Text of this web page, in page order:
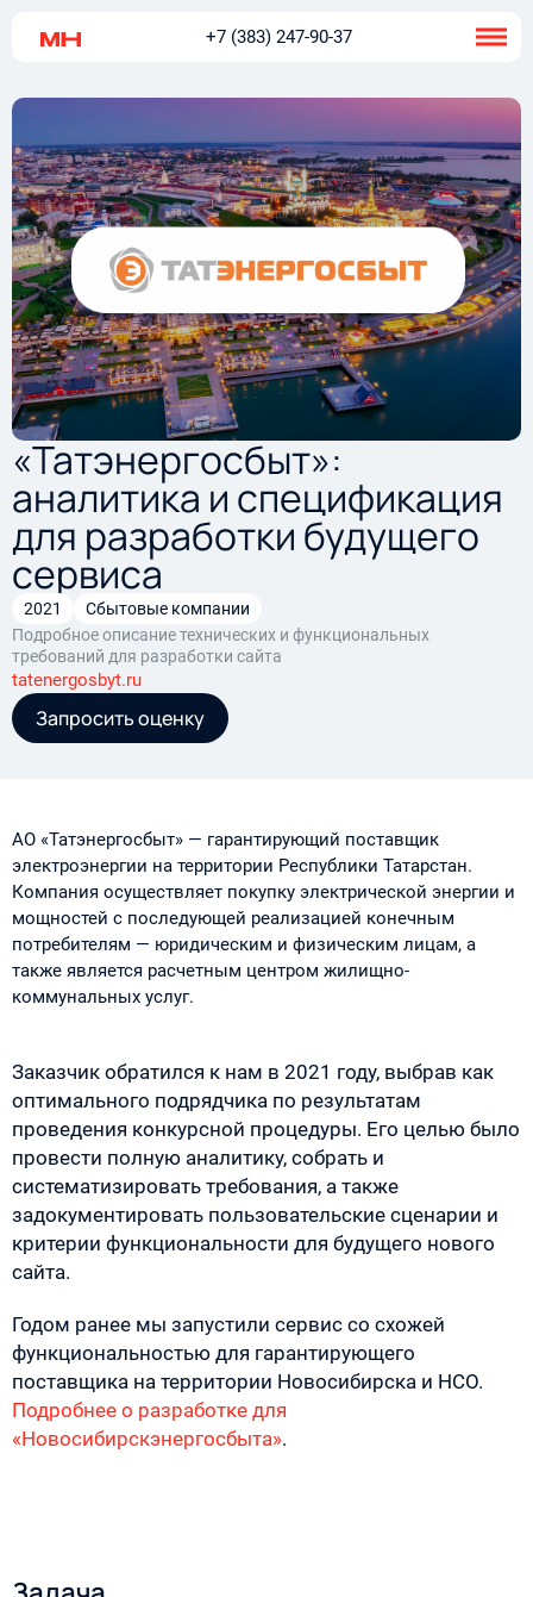
+7 (383) 247-90-37
«Татэнергосбыт»:
аналитика и спецификация
для разработки будущего
сервиса
Подробное описание технических и функциональных
требований для разработки сайта
tatenergosbyt.ru
Запросить оценку
2021 Сбытовые компании
АО «Татэнергосбыт» — гарантирующий поставщик
электроэнергии на территории Республики Татарстан.
Компания осуществляет покупку электрической энергии и
мощностей с последующей реализацией конечным
потребителям — юридическим и физическим лицам, а
также является расчетным центром жилищно-
коммунальных услуг.
Заказчик обратился к нам в 2021 году, выбрав как
оптимального подрядчика по результатам
проведения конкурсной процедуры. Его целью было
провести полную аналитику, собрать и
систематизировать требования, а также
задокументировать пользовательские сценарии и
критерии функциональности для будущего нового
сайта.
Годом ранее мы запустили сервис со схожей
функциональностью для гарантирующего
поставщика на территории Новосибирска и НСО.
Подробнее о разработке для
«Новосибирскэнергосбыта».